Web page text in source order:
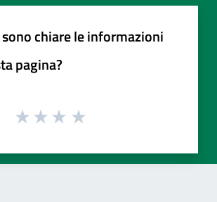
chiare le informazioni
pagina?